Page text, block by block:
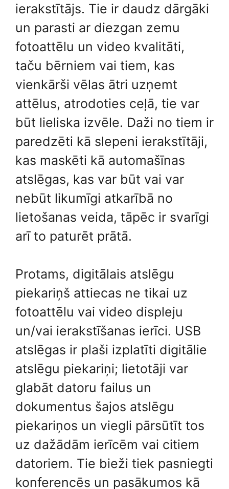
ierakstītājs. Tie ir daudz dārgāki
un parasti ar diezgan zemu
fotoattēlu un video kvalitāti,
taču bērniem vai tiem, kas
vienkārši vēlas ātri uzņemt
attēlus, atrodoties ceļā, tie var
būt lieliska izvēle. Daži no tiem ir
paredzēti kā slepeni ierakstītāji,
kas maskēti kā automašīnas
atslēgas, kas var būt vai var
nebūt likumīgi atkarībā no
lietošanas veida, tāpēc ir svarīgi
arī to paturēt prātā.
Protams, digitālais atslēgu
piekariņš attiecas ne tikai uz
fotoattēlu vai video displeju
un/vai ierakstīšanas ierīci. USB
atslēgas ir plaši izplatīti digitālie
atslēgu piekariņi; lietotāji var
glabāt datoru failus un
dokumentus šajos atslēgu
piekariņos un viegli pārsūtīt tos
uz dažādām ierīcēm vai citiem
datoriem. Tie bieži tiek pasniegti
konferencēs un pasākumos kā